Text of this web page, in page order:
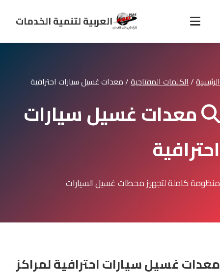
العربية لتنمية الخدمات
الرئيسية/الكلمات المفتاحية/معدات غسيل سيارات احترافية
معدات غسيل سيارات
احترافية
منظومة كاملة لتجهيز محطات غسيل السيارات
معدات غسيل سيارات احترافية لمراكز